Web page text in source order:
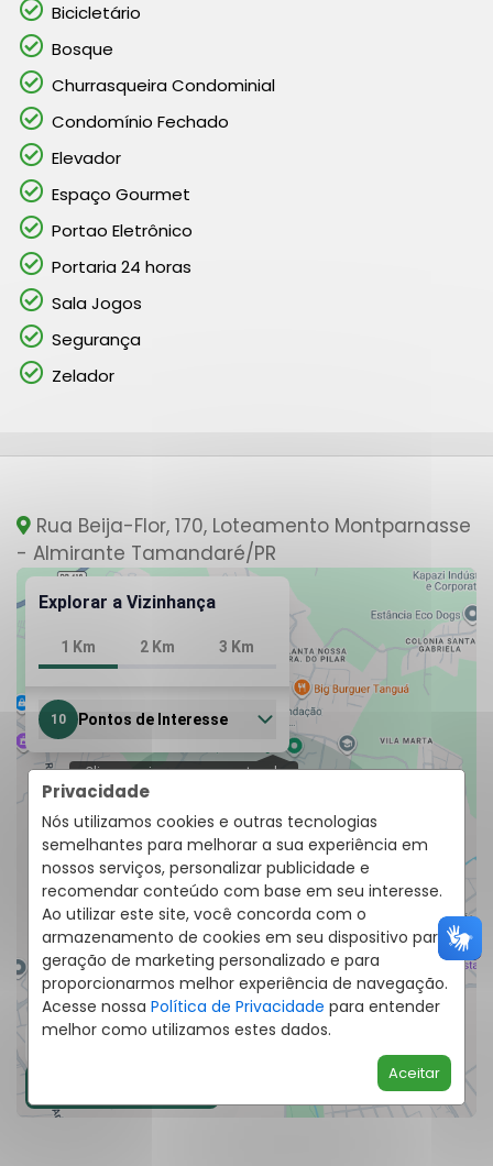
Privacidade
Nós utilizamos cookies e outras tecnologias
semelhantes para melhorar a sua experiência em
nossos serviços, personalizar publicidade e
recomendar conteúdo com base em seu interesse.
Ao utilizar este site, você concorda com o
armazenamento de cookies em seu dispositivo para
geração de marketing personalizado e para
proporcionarmos melhor experiência de navegação.
Acesse nossa Política de Privacidade para entender
melhor como utilizamos estes dados.
Aceitar
Bicicletário
Bosque
Churrasqueira Condominial
Condomínio Fechado
Elevador
Espaço Gourmet
Portao Eletrônico
Portaria 24 horas
Sala Jogos
Segurança
Zelador
Rua Beija-Flor, 170, Loteamento Montparnasse
- Almirante Tamandaré/PR